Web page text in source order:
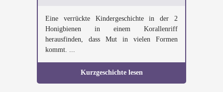
Eine verrückte Kindergeschichte in der 2
Honigbienen in einem Korallenriff
herausfinden, dass Mut in vielen Formen
kommt. ...
Kurzgeschichte lesen